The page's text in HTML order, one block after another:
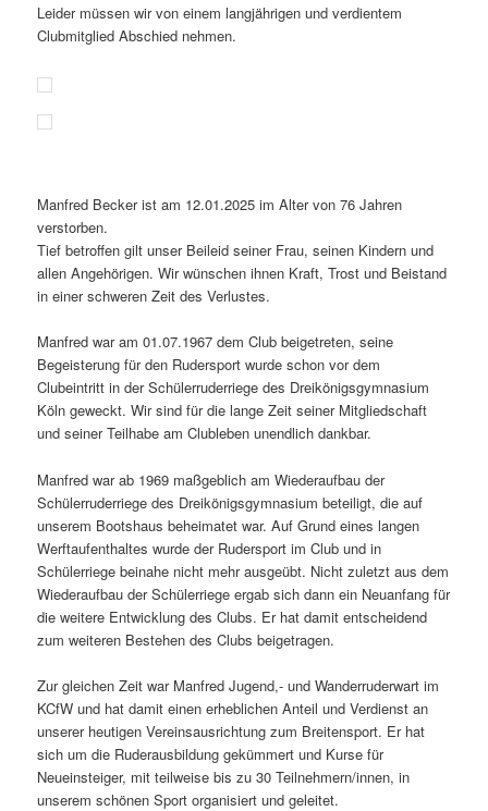
Leider müssen wir von einem langjährigen und verdientem
Clubmitglied Abschied nehmen.
Manfred Becker ist am 12.01.2025 im Alter von 76 Jahren
verstorben.
Tief betroffen gilt unser Beileid seiner Frau, seinen Kindern und
allen Angehörigen. Wir wünschen ihnen Kraft, Trost und Beistand
in einer schweren Zeit des Verlustes.
Manfred war am 01.07.1967 dem Club beigetreten, seine
Begeisterung für den Rudersport wurde schon vor dem
Clubeintritt in der Schülerruderriege des Dreikönigsgymnasium
Köln geweckt. Wir sind für die lange Zeit seiner Mitgliedschaft
und seiner Teilhabe am Clubleben unendlich dankbar.
Manfred war ab 1969 maßgeblich am Wiederaufbau der
Schülerruderriege des Dreikönigsgymnasium beteiligt, die auf
unserem Bootshaus beheimatet war. Auf Grund eines langen
Werftaufenthaltes wurde der Rudersport im Club und in
Schülerriege beinahe nicht mehr ausgeübt. Nicht zuletzt aus dem
Wiederaufbau der Schülerriege ergab sich dann ein Neuanfang für
die weitere Entwicklung des Clubs. Er hat damit entscheidend
zum weiteren Bestehen des Clubs beigetragen.
Zur gleichen Zeit war Manfred Jugend,- und Wanderruderwart im
KCfW und hat damit einen erheblichen Anteil und Verdienst an
unserer heutigen Vereinsausrichtung zum Breitensport. Er hat
sich um die Ruderausbildung gekümmert und Kurse für
Neueinsteiger, mit teilweise bis zu 30 Teilnehmern/innen, in
unserem schönen Sport organisiert und geleitet.